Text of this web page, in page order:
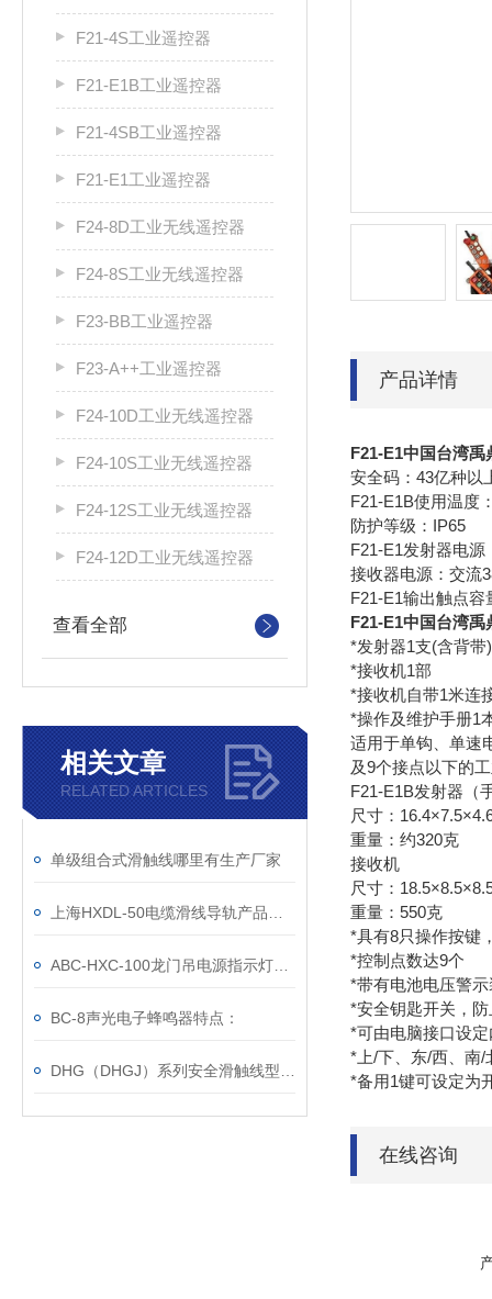
F21-4S工业遥控器
F21-E1B工业遥控器
F21-4SB工业遥控器
F21-E1工业遥控器
F24-8D工业无线遥控器
F24-8S工业无线遥控器
F23-BB工业遥控器
F23-A++工业遥控器
F24-10D工业无线遥控器
F24-10S工业无线遥控器
F24-12S工业无线遥控器
F24-12D工业无线遥控器
查看全部
相关文章
RELATED ARTICLES
单级组合式滑触线哪里有生产厂家
BC-8声光电子蜂鸣器特点：
产品详情
F21-E1中国台湾
安全码：43亿种以
F21-E1B使用温
防护等级：IP65
F21-E1发射器电
接收器电源：交流
F21-E1输出触点
F21-E1中国台湾
*发射器1支(含背
*接收机1部
*接收机自带1米连
*操作及维护手册1
适用于单钩、单速
及9个接点以下的
F21-E1B发射器（
尺寸：
重量：约320克
接收机
尺寸：
重量：550克
*具有8只操作按键
*控制点数达9个
*带有电池电压警
*安全钥匙开关，
*可由电脑接口设
*上/下、东/西、南
*备用1键可设定为
在线咨询